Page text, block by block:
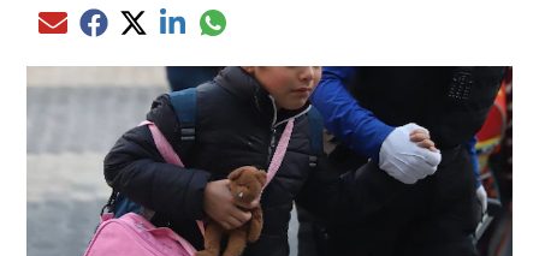
Compartir el artículo actual mediante Email
Compartir el artículo actual mediante Facebook
Compartir el artículo actual mediante Twitter
Compartir el artículo actual mediante LinkedIn
Compartir el artículo actual mediante